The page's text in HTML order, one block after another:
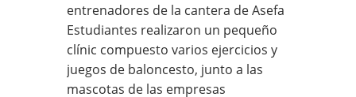
entrenadores de la cantera de Asefa
Estudiantes realizaron un pequeño
clínic compuesto varios ejercicios y
juegos de baloncesto, junto a las
mascotas de las empresas